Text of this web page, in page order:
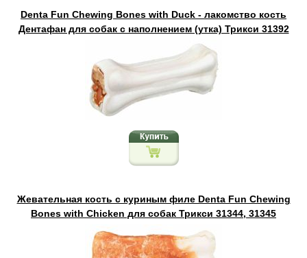
Denta Fun Chewing Bones with Duck - лакомство кость
Дентафан для собак с наполнением (утка) Трикси 31392
Жевательная кость с куриным филе Denta Fun Chewing
Bones with Chicken для собак Трикси 31344, 31345